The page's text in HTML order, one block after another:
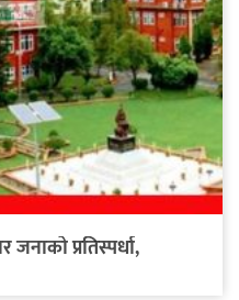
प्रतिस्पर्धा,